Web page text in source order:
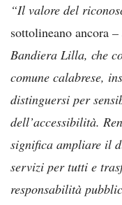
“Il valore del
sottolineano ancora –
Bandiera Lilla, che
comune calabrese,
distinguersi per
dell’accessibilità.
significa ampliare il
servizi per tutti e
responsabilità